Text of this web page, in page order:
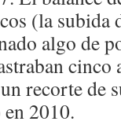
(la subida
algo de
cinco
recorte de
2010.